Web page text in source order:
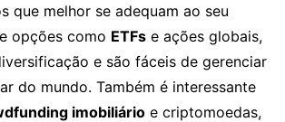
que melhor se adequam ao seu
opções como ETFs e ações globais,
e são fáceis de gerenciar
do mundo. Também é interessante
imobiliário e criptomoedas,